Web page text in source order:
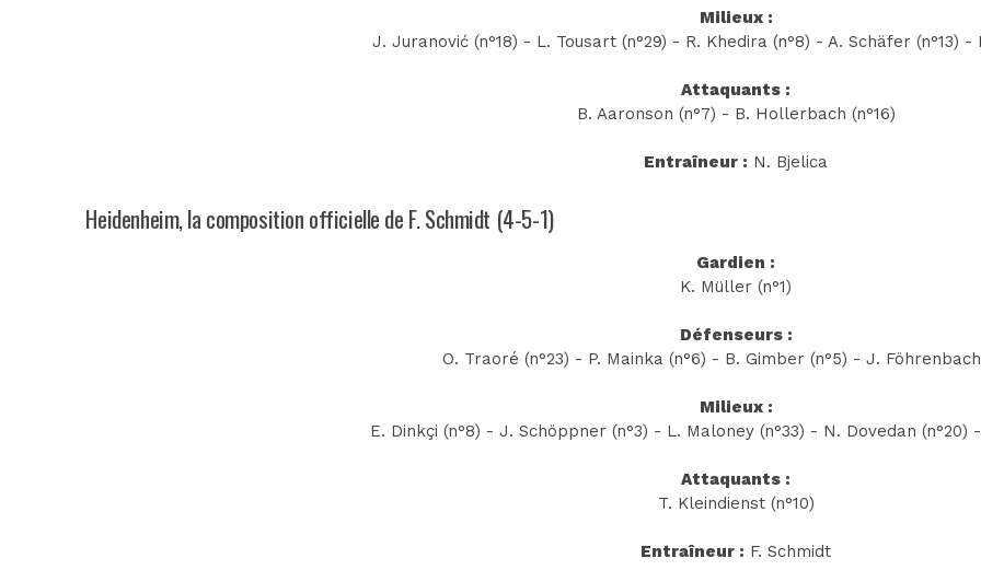
Milieux :
J. Juranović (n°18) - L. Tousart (n°29) - R. Khedira (n°8) - A. Schäfer (n°13) -
Attaquants :
B. Aaronson (n°7) - B. Hollerbach (n°16)
Entraîneur : N. Bjelica
Heidenheim, la composition officielle de F. Schmidt (4-5-1)
Gardien :
K. Müller (n°1)
Défenseurs :
O. Traoré (n°23) - P. Mainka (n°6) - B. Gimber (n°5) - J. Föhrenbach
Milieux :
E. Dinkçi (n°8) - J. Schöppner (n°3) - L. Maloney (n°33) - N. Dovedan (n°20)
Attaquants :
T. Kleindienst (n°10)
Entraîneur : F. Schmidt